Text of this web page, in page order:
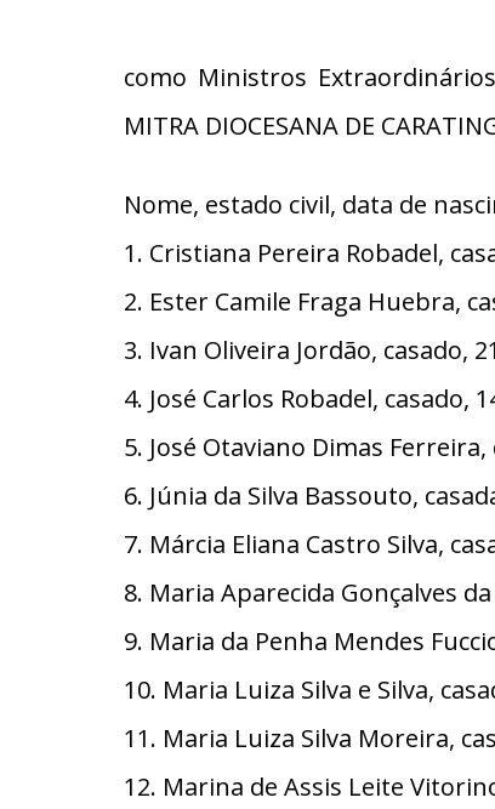
como Ministros
MITRA DIOCESANA DE
Nome, estado civil, data de
1. Cristiana Pereira Robadel,
2. Ester Camile Fraga Huebra,
3. Ivan Oliveira Jordão, casado,
4. José Carlos Robadel, casado,
5. José Otaviano Dimas
6. Júnia da Silva Bassouto,
7. Márcia Eliana Castro Silva,
8. Maria Aparecida Gonçalves
9. Maria da Penha Mendes
10. Maria Luiza Silva e Silva,
11. Maria Luiza Silva Moreira,
12. Marina de Assis Leite